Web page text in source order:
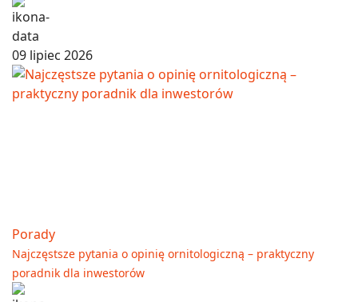
09 lipiec 2026
Porady
Najczęstsze pytania o opinię ornitologiczną – praktyczny
poradnik dla inwestorów